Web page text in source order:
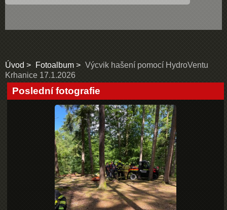
Úvod Fotoalbum
Výcvik hašení pomocí HydroVentu
Krhanice 17.1.2026
Poslední fotografie